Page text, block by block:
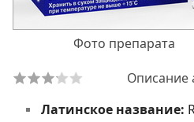
Фото препарата
Описание
Латинское название: